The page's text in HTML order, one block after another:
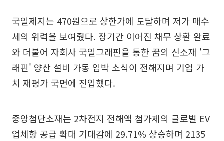
국일제지는 470원으로 상한가에 도달하며 저가 매수
세의 위력을 보여줬다. 장기간 이어진 채무 상환 완료
와 더불어 자회사 국일그래핀을 통한 꿈의 신소재 '그
래핀' 양산 설비 가동 임박 소식이 전해지며 기업 가
치 재평가 국면에 진입했다.
중앙첨단소재는 2차전지 전해액 첨가제의 글로벌 EV
업체향 공급 확대 기대감에 29.71% 상승하며 2135